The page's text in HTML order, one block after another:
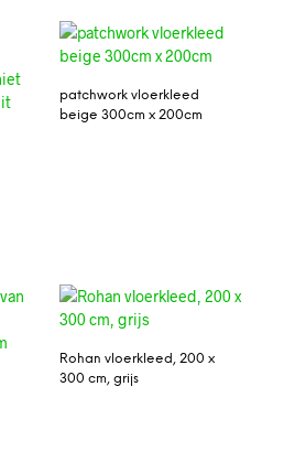
patchwork vloerkleed
beige 300cm x 200cm
Rohan vloerkleed, 200 x
300 cm, grijs